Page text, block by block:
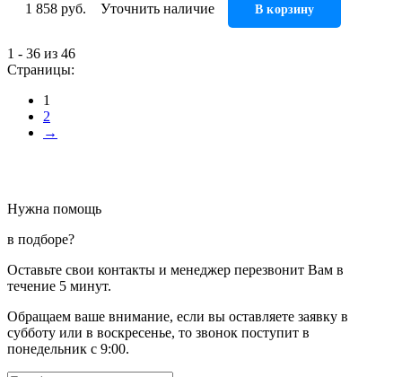
1 858 руб. Уточнить наличие В корзину
1 - 36 из 46
Страницы:
1
2
→
Нужна помощь
в подборе?
Оставьте свои контакты и менеджер перезвонит Вам в
течение 5 минут.
Обращаем ваше внимание, если вы оставляете заявку в
субботу или в воскресенье, то звонок поступит в
понедельник с 9:00.